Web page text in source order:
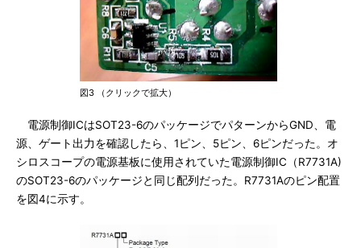
図3 （クリックで拡大）
電源制御ICはSOT23-6のパッケージでパターンからGND、電
源、ゲート出力を確認したら、1ピン、5ピン、6ピンだった。オ
シロスコープの電源基板に使用されていた電源制御IC（R7731A)
のSOT23-6のパッケージと同じ配列だった。R7731Aのピン配置
を図4に示す。